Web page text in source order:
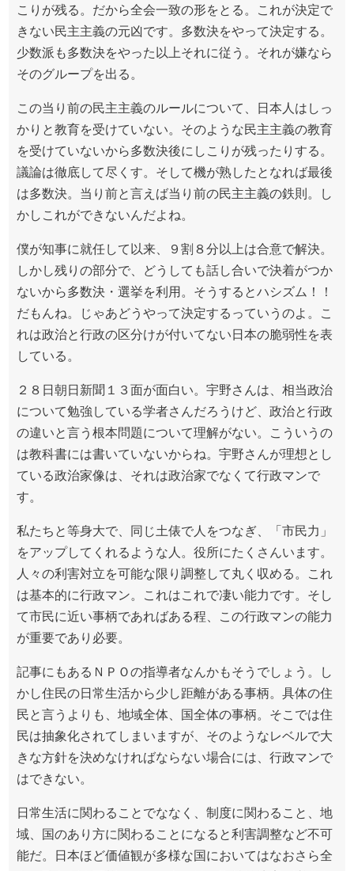
こりが残る。だから全会一致の形をとる。これが決定で
きない民主主義の元凶です。多数決をやって決定する。
少数派も多数決をやった以上それに従う。それが嫌なら
そのグループを出る。
この当り前の民主主義のルールについて、日本人はしっ
かりと教育を受けていない。そのような民主主義の教育
を受けていないから多数決後にしこりが残ったりする。
議論は徹底して尽くす。そして機が熟したとなれば最後
は多数決。当り前と言えば当り前の民主主義の鉄則。し
かしこれができないんだよね。
僕が知事に就任して以来、９割８分以上は合意で解決。
しかし残りの部分で、どうしても話し合いで決着がつか
ないから多数決・選挙を利用。そうするとハシズム！！
だもんね。じゃあどうやって決定するっていうのよ。こ
れは政治と行政の区分けが付いてない日本の脆弱性を表
している。
２８日朝日新聞１３面が面白い。宇野さんは、相当政治
について勉強している学者さんだろうけど、政治と行政
の違いと言う根本問題について理解がない。こういうの
は教科書には書いていないからね。宇野さんが理想とし
ている政治家像は、それは政治家でなくて行政マンで
す。
私たちと等身大で、同じ土俵で人をつなぎ、「市民力」
をアップしてくれるような人。役所にたくさんいます。
人々の利害対立を可能な限り調整して丸く収める。これ
は基本的に行政マン。これはこれで凄い能力です。そし
て市民に近い事柄であればある程、この行政マンの能力
が重要であり必要。
記事にもあるＮＰＯの指導者なんかもそうでしょう。し
かし住民の日常生活から少し距離がある事柄。具体の住
民と言うよりも、地域全体、国全体の事柄。そこでは住
民は抽象化されてしまいますが、そのようなレベルで大
きな方針を決めなければならない場合には、行政マンで
はできない。
日常生活に関わることでななく、制度に関わること、地
域、国のあり方に関わることになると利害調整など不可
能だ。日本ほど価値観が多様な国においてはなおさら全